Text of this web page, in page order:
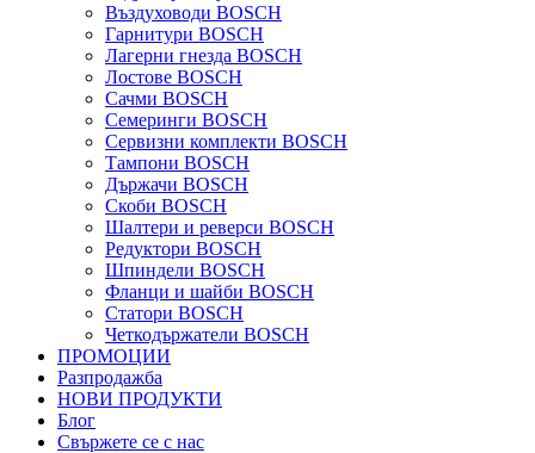
Въздуховоди BOSCH
Гарнитури BOSCH
Лагерни гнезда BOSCH
Лостове BOSCH
Сачми BOSCH
Семеринги BOSCH
Сервизни комплекти BOSCH
Тампони BOSCH
Държачи BOSCH
Скоби BOSCH
Шалтери и реверси BOSCH
Редуктори BOSCH
Шпиндели BOSCH
Фланци и шайби BOSCH
Статори BOSCH
Четкодържатели BOSCH
ПРОМОЦИИ
Разпродажба
НОВИ ПРОДУКТИ
Блог
Свържете се с нас